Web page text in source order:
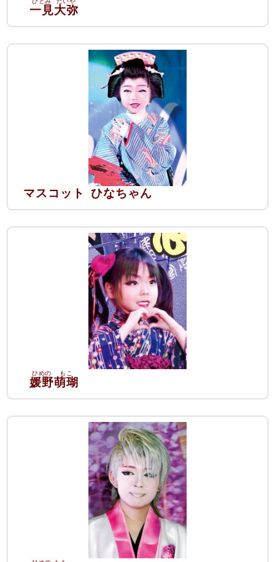
一見大弥
マスコット ひなちゃん
媛野萌瑚